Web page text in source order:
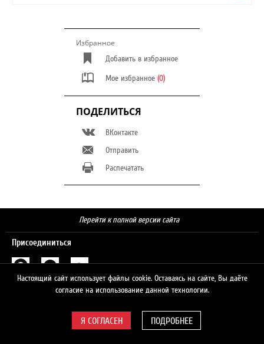
Избранное
Добавить в избранное
Мое избранное (0)
ПОДЕЛИТЬСЯ
ВКонтакте
Отправить
Распечатать
Перейти к полной версии сайта
Присоединиться
Настоящий сайт использует файлы cookie. Оставаясь на сайте, Вы даёте
согласие на использование данной технологии.
ПОДРОБНЕЕ